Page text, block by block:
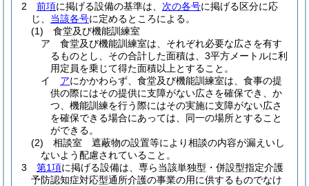
2
前項に掲げる設備の基準は、 次の各号に掲げる区分に応
じ、 当該各号に定めるところによる。
(1)
食堂及び機能訓練室
ア
食堂及び機能訓練室は、それぞれ必要な広さを有す
るものとし、その合計した面積は、3平方メートルに利
用定員を乗じて得た面積以上とすること。
イ
アにかかわらず、食堂及び機能訓練室は、食事の提
供の際にはその提供に支障がない広さを確保でき、か
つ、機能訓練を行う際にはその実施に支障がない広さ
を確保できる場合にあっては、同一の場所とすること
ができる。
(2)
相談室 遮蔽物の設置等により相談の内容が漏えいし
ないよう配慮されていること。
3
第1項に掲げる設備は、専ら当該単独型・併設型指定介護
予防認知症対応型通所介護の事業の用に供するものでなけ